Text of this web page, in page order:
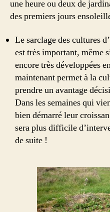
une heure ou deux de
des premiers jours
Le sarclage des cultures
est très important, même
encore très développées
maintenant permet à la
prendre un avantage
Dans les semaines qui
bien démarré leur
sera plus difficile
de suite !